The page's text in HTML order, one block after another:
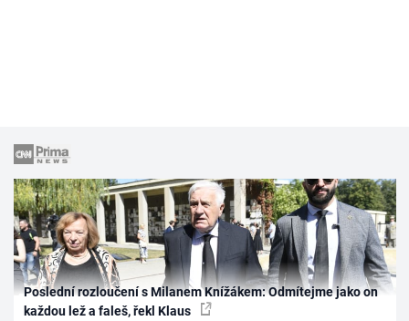
Poslední rozloučení s Milanem Knížákem: Odmítejme jako on
každou lež a faleš, řekl Klaus